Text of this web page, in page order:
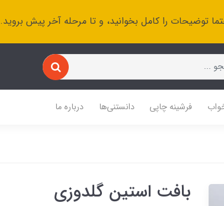
توضیحات را کامل بخوانید، و تا مرحله آخر پیش بروید.
فرشینه چاپی دانستنی‌ها درباره ما
بافت استین گلدوزی